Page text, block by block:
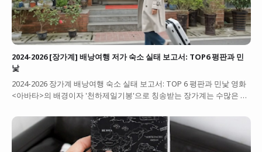
2024-2026 [장가계] 배낭여행 저가 숙소 실태 보고서: TOP6 평판과 민
낯
2024-2026 장가계 배낭여행 숙소 실태 보고서: TOP 6 평판과 민낯 영화
<아바타>의 배경이자 '천하제일기봉'으로 칭송받는 장가계는 수많은 …